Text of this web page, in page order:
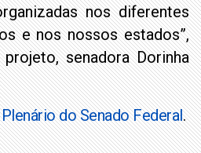
nos diferentes
e nos nossos estados”,
senadora Dorinha
do Senado Federal.